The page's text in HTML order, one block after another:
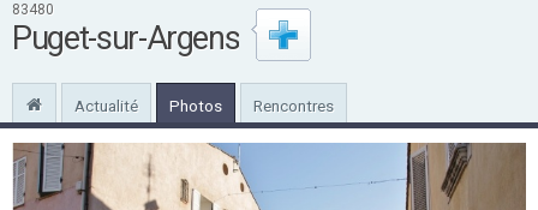
83480
Puget-sur-Argens
Actualité Photos Rencontres